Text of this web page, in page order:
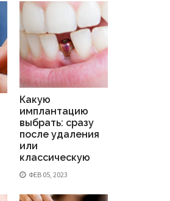
Какую
имплантацию
выбрать: сразу
после удаления
или
классическую
ФЕВ 05, 2023